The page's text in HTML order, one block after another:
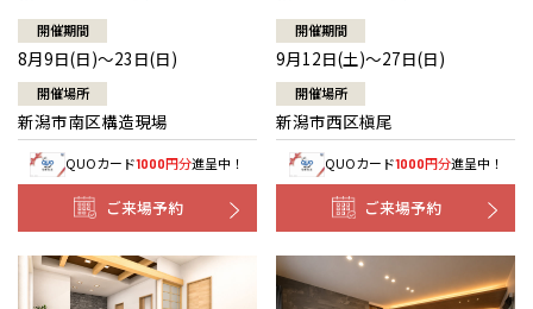
開催期間
8月9日(日)～23日(日)
開催場所
新潟市南区構造現場
QUOカード1000円分進呈中！
ご来場予約
開催期間
9月12日(土)～27日(日)
開催場所
新潟市西区槇尾
QUOカード1000円分進呈中！
ご来場予約